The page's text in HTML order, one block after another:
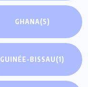
GHANA(5)
GUINÉE-BISSAU(1)